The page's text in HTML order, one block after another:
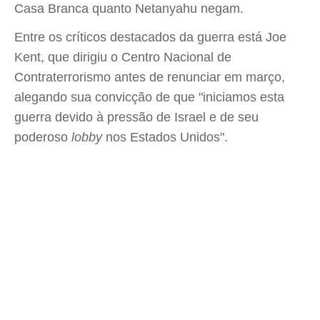
Casa Branca quanto Netanyahu negam.
Entre os críticos destacados da guerra está Joe
Kent, que dirigiu o Centro Nacional de
Contraterrorismo antes de renunciar em março,
alegando sua convicção de que "iniciamos esta
guerra devido à pressão de Israel e de seu
poderoso lobbynos Estados Unidos".